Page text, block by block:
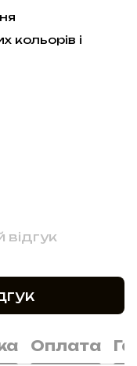
кольорів і
Оплата